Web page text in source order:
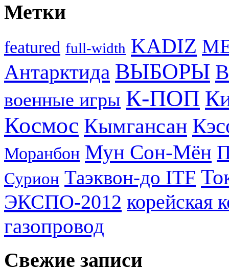
Метки
featured full-width KADIZ
Антарктида ВЫБОРЫ
военные игры К-ПОП
Космос Кымгансан
Моранбон Мун Сон-Мён
Сурион Таэквон-до ITF
ЭКСПО-2012 корейская
газопровод
Свежие записи